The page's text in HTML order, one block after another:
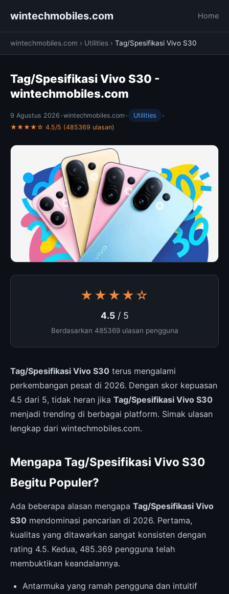
wintechmobiles.com Home
wintechmobiles.com › Utilities › Tag/Spesifikasi Vivo S30
Tag/Spesifikasi Vivo S30 -
wintechmobiles.com
9 Agustus 2026 •wintechmobiles.com • Utilities
•
★★★★☆ 4.5/5 (485369 ulasan)
★★★★☆
4.5/ 5
Berdasarkan 485369 ulasan pengguna
Tag/Spesifikasi Vivo S30 terus mengalami
perkembangan pesat di 2026. Dengan skor kepuasan
4.5 dari 5, tidak heran jika Tag/Spesifikasi Vivo S30
menjadi trending di berbagai platform. Simak ulasan
lengkap dari wintechmobiles.com.
Mengapa Tag/Spesifikasi Vivo S30
Begitu Populer?
Ada beberapa alasan mengapa Tag/Spesifikasi Vivo
S30 mendominasi pencarian di 2026. Pertama,
kualitas yang ditawarkan sangat konsisten dengan
rating 4.5. Kedua, 485.369 pengguna telah
membuktikan keandalannya.
Antarmuka yang ramah pengguna dan intuitif